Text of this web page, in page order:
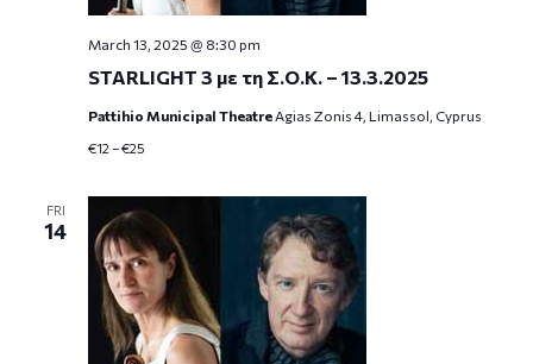
STARLIGHT 3 με τη Σ.Ο.Κ. – 13.3.2025
March 13, 2025 @ 8:30 pm
Pattihio Municipal Theatre Agias Zonis 4, Limassol, Cyprus
€12 – €25
FRI
14